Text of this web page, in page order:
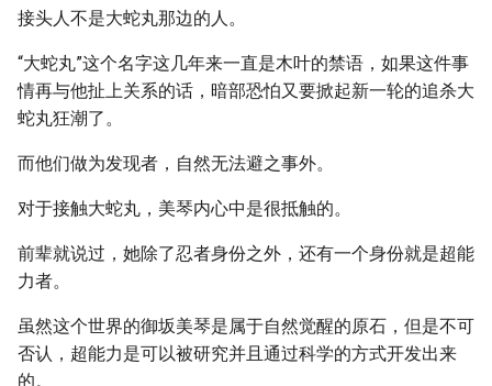
接头人不是大蛇丸那边的人。
“大蛇丸”这个名字这几年来一直是木叶的禁语，如果这件事
情再与他扯上关系的话，暗部恐怕又要掀起新一轮的追杀大
蛇丸狂潮了。
而他们做为发现者，自然无法避之事外。
对于接触大蛇丸，美琴内心中是很抵触的。
前辈就说过，她除了忍者身份之外，还有一个身份就是超能
力者。
虽然这个世界的御坂美琴是属于自然觉醒的原石，但是不可
否认，超能力是可以被研究并且通过科学的方式开发出来
的。